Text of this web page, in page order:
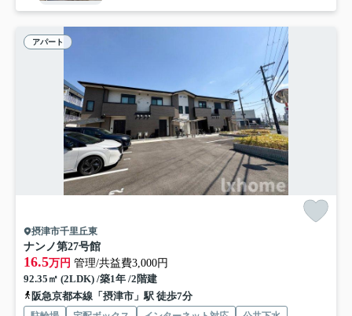
アパート
摂津市千里丘東
ナンノ第27号館
16.5万円 管理/共益費3,000円
92.35㎡ (2LDK) /築1年 /2階建
阪急京都本線「摂津市」駅 徒歩7分